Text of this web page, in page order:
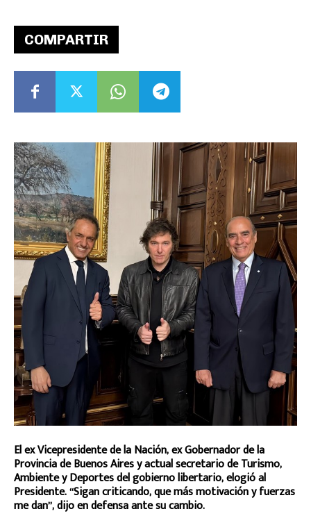
COMPARTIR
El ex Vicepresidente de la Nación, ex Gobernador de la
Provincia de Buenos Aires y actual secretario de Turismo,
Ambiente y Deportes del gobierno libertario, elogió al
Presidente. “Sigan criticando, que más motivación y fuerzas
me dan”, dijo en defensa ante su cambio.